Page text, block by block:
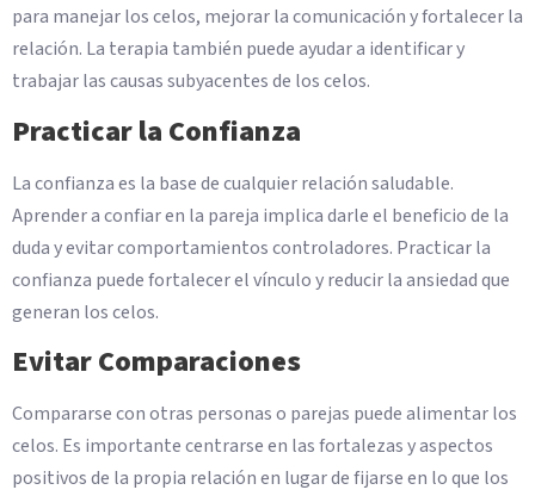
para manejar los celos, mejorar la comunicación y fortalecer la
relación. La terapia también puede ayudar a identificar y
trabajar las causas subyacentes de los celos.
Practicar la Confianza
La confianza es la base de cualquier relación saludable.
Aprender a confiar en la pareja implica darle el beneficio de la
duda y evitar comportamientos controladores. Practicar la
confianza puede fortalecer el vínculo y reducir la ansiedad que
generan los celos.
Evitar Comparaciones
Compararse con otras personas o parejas puede alimentar los
celos. Es importante centrarse en las fortalezas y aspectos
positivos de la propia relación en lugar de fijarse en lo que los